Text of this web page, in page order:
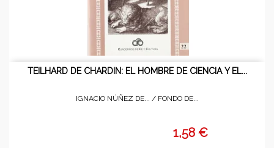
TEILHARD DE CHARDIN: EL HOMBRE DE CIENCIA Y EL...
IGNACIO NÚÑEZ DE... / FONDO DE...
1,58 €